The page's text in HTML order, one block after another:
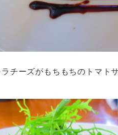
チーズがもちもちのトマト